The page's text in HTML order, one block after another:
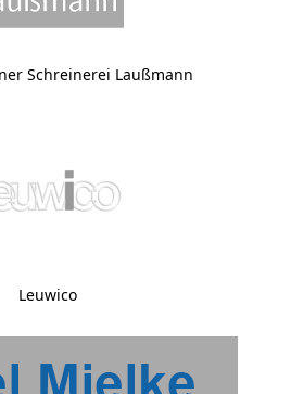
Schreinerei Laußmann
Leuwico